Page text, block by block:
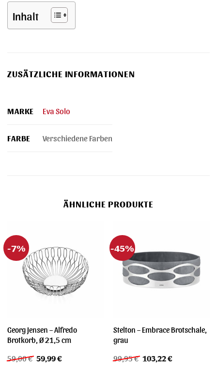
Inhalt
ZUSÄTZLICHE INFORMATIONEN
MARKE Eva Solo
FARBE Verschiedene Farben
ÄHNLICHE PRODUKTE
-7%
Georg Jensen – Alfredo
Brotkorb, Ø 21,5 cm
59,00€ Ursprünglicher
Preis
59,99€Aktueller
-45%
Stelton – Embrace Brotschale,
grau
99,95€ Ursprünglicher
Preis
103,22€Aktueller